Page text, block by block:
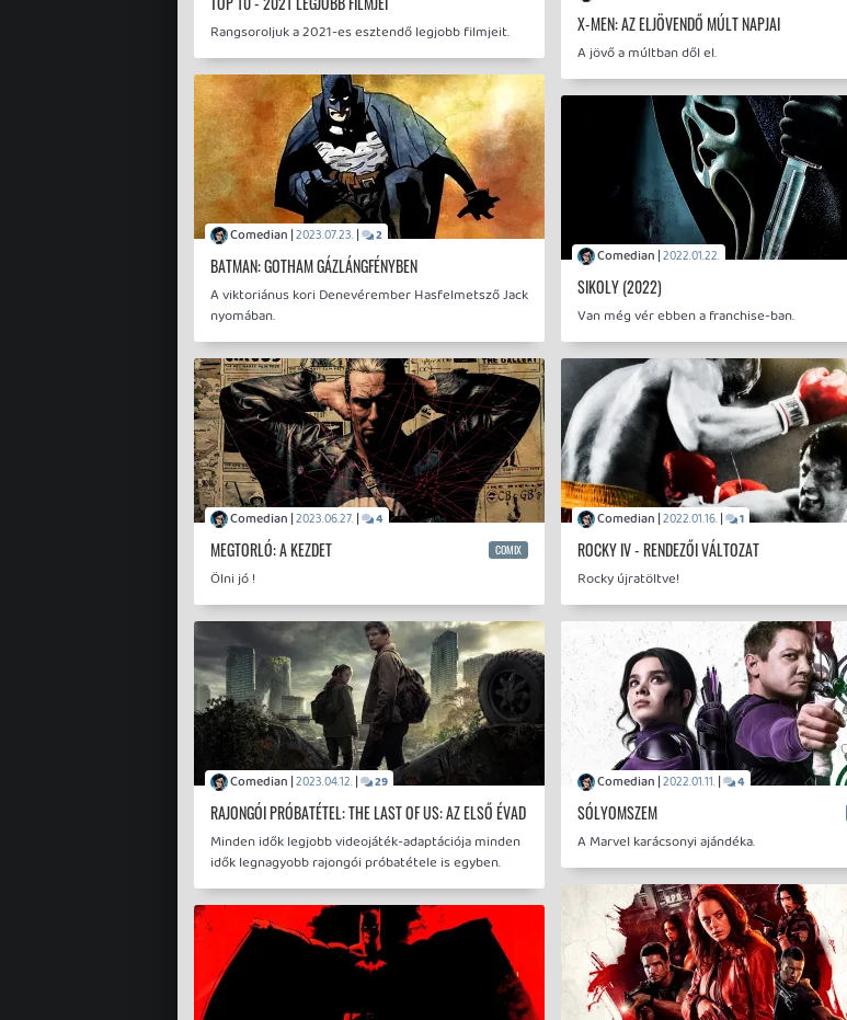
Rangsoroljuk a 2021-es esztendő legjobb filmjeit.
Comedian |2023.07.23.| 2
BATMAN: GOTHAM GÁZLÁNGFÉNYBEN
A viktoriánus kori Denevérember Hasfelmetsző Jack
nyomában.
Comedian |2023.06.27.| 4
MEGTORLÓ: A KEZDET COMIX
Ölni jó !
Comedian |2023.04.12.| 29
RAJONGÓI PRÓBATÉTEL: THE LAST OF US: AZ ELSŐ ÉVAD
Minden idők legjobb videojáték-adaptációja minden
idők legnagyobb rajongói próbatétele is egyben.
X-MEN: AZ ELJÖVENDŐ MÚLT NAPJAI
A jövő a múltban dől el.
Comedian |2022.01.22.
SIKOLY (2022)
Van még vér ebben a franchise-ban.
Comedian |2022.01.16.| 1
ROCKY IV - RENDEZŐI VÁLTOZAT
Rocky újratöltve!
Comedian |2022.01.11.| 4
SÓLYOMSZEM
A Marvel karácsonyi ajándéka.